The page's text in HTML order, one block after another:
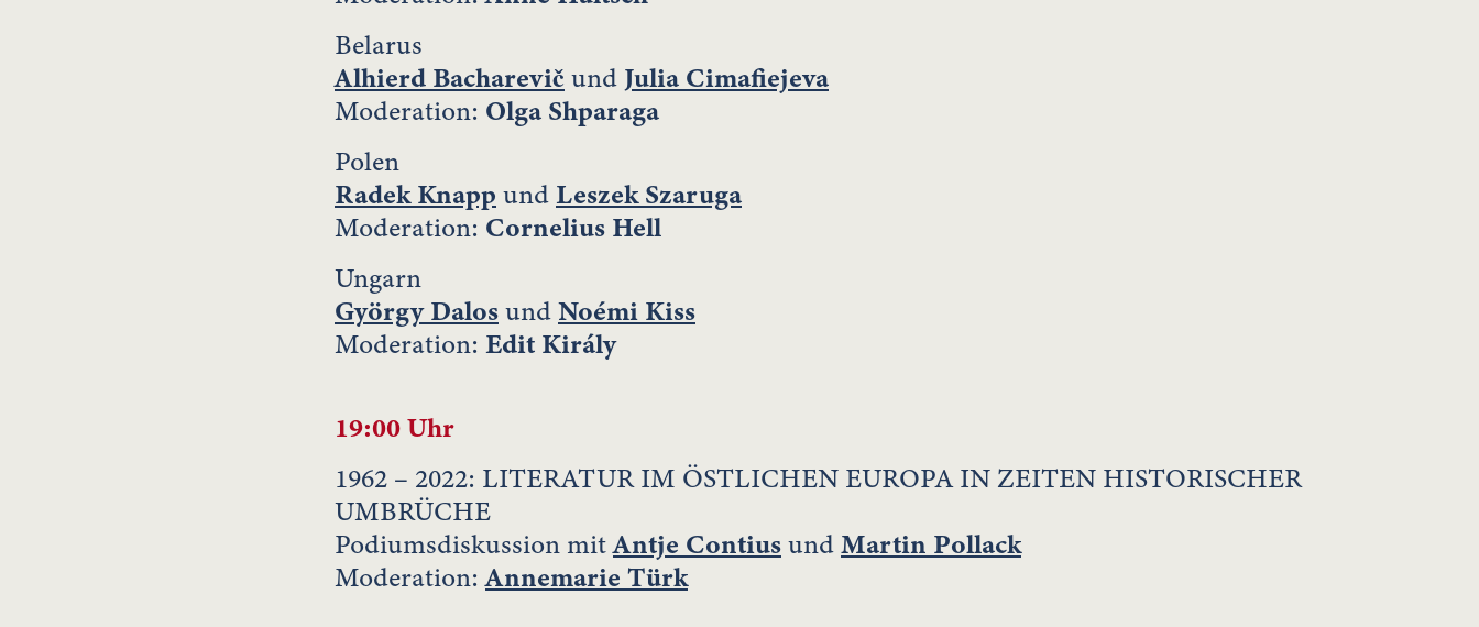
Belarus
Alhierd Bacharevič und Julia Cimafiejeva
Moderation: Olga Shparaga
Polen
Radek Knapp undLeszek Szaruga
Moderation: Cornelius Hell
Ungarn
György DalosundNoémi Kiss
Moderation: Edit Király
19:00 Uhr
1962 – 2022: LITERATUR IM ÖSTLICHEN EUROPA IN ZEITEN HISTORISCHER
UMBRÜCHE
Podiumsdiskussion mitAntje ContiusundMartin Pollack
Moderation:Annemarie Türk